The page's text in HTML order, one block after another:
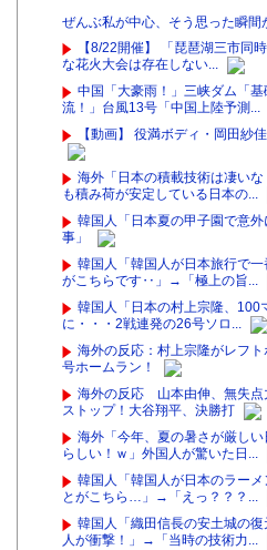
ぜんぶ私が中心、そう思った瞬間
【8/22開催】 「琵琶湖三市同
な花火大会は存在しない...
中国「大豪雨！」三峡ダム「
流！」台風13号「中国上陸予測...
【動画】 役満ボディ・岡田紗
海外「日本の積載技術は凄い
も積み荷が安定している日本の...
韓国人「日本夏の甲子園で意
事」
韓国人「韓国人が日本旅行で
がこちらです‥」→「極上の旨...
韓国人「日本の村上宗隆、100
に・・・2戦連発の26号ソロ...
海外の反応：村上宗隆がレフ
号ホームラン！
海外の反応 山本由伸、無失点
ストップ！大谷翔平、決勝打
海外「今年、夏の暑さが厳し
らしい！ｗ」外国人が驚いた日...
韓国人「韓国人が日本のラー
とがこちら…」→「えっ？？？...
韓国人「織田信長の安土城の
人が衝撃！」→「当時の技術力...